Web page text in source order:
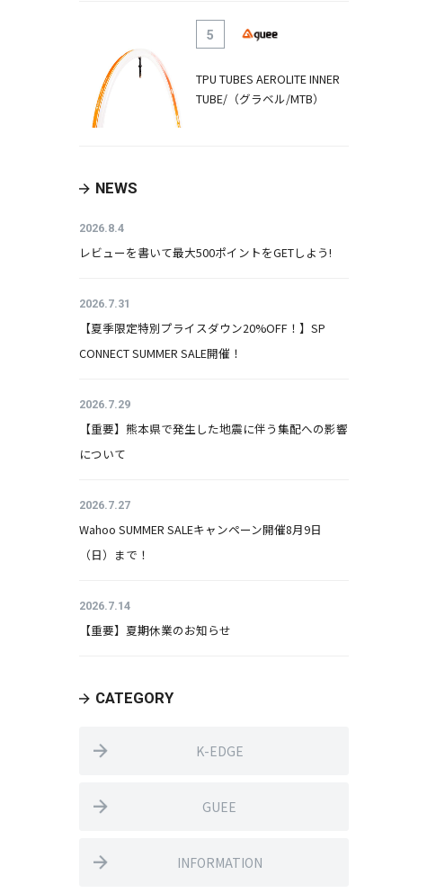
5
TPU TUBES AEROLITE INNER
TUBE/（グラベル/MTB）
NEWS
2026.8.4
レビューを書いて最大500ポイントをGETしよう!
2026.7.31
【夏季限定特別プライスダウン20%OFF！】SP
CONNECT SUMMER SALE開催！
2026.7.29
【重要】熊本県で発生した地震に伴う集配への影響
について
2026.7.27
Wahoo SUMMER SALEキャンペーン開催8月9日
（日）まで！
2026.7.14
【重要】夏期休業のお知らせ
CATEGORY
K-EDGE
GUEE
INFORMATION